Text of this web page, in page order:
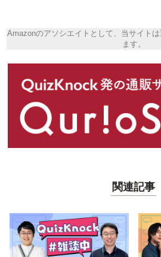
Amazonのアソシエイトとして、当サイト
ます。
関連記事